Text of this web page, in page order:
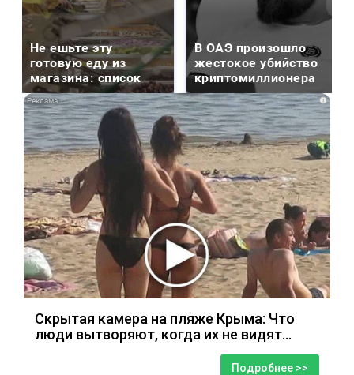
Не ешьте эту
готовую еду из
магазина: список
В ОАЭ произошло
жестокое убийство
криптомиллионера
i
Скрытая камера на пляже Крыма: Что
люди вытворяют, когда их не видят...
Подробнее >>